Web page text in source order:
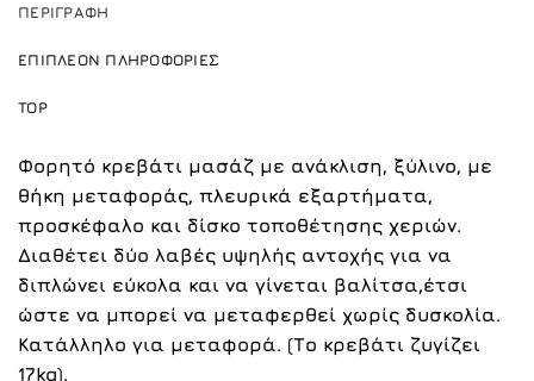
ΠΕΡΙΓΡΑΦΉ
ΕΠΙΠΛΈΟΝ ΠΛΗΡΟΦΟΡΊΕΣ
TOP
Φορητό κρεβάτι μασάζ με ανάκλιση, ξύλινο, με
θήκη μεταφοράς, πλευρικά εξαρτήματα,
προσκέφαλο και δίσκο τοποθέτησης χεριών.
Διαθέτει δύο λαβές υψηλής αντοχής για να
διπλώνει εύκολα και να γίνεται βαλίτσα,έτσι
ώστε να μπορεί να μεταφερθεί χωρίς δυσκολία.
Κατάλληλο για μεταφορά. (Το κρεβάτι ζυγίζει
17kg).